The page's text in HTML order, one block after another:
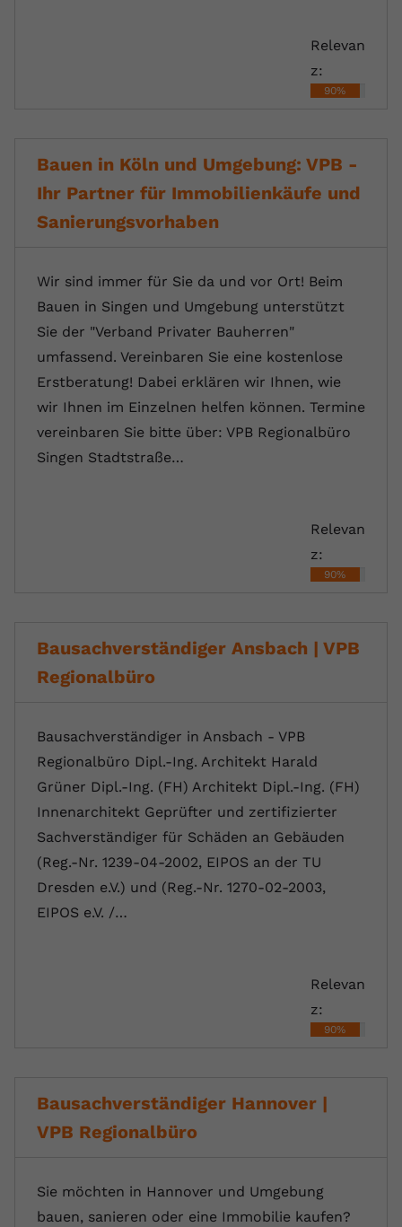
Relevan
z:
90%
Bauen in Köln und Umgebung: VPB -
Ihr Partner für Immobilienkäufe und
Sanierungsvorhaben
Wir sind immer für Sie da und vor Ort! Beim
Bauen in Singen und Umgebung unterstützt
Sie der "Verband Privater Bauherren"
umfassend. Vereinbaren Sie eine kostenlose
Erstberatung! Dabei erklären wir Ihnen, wie
wir Ihnen im Einzelnen helfen können. Termine
vereinbaren Sie bitte über: VPB Regionalbüro
Singen Stadtstraße…
Relevan
z:
90%
Bausachverständiger Ansbach | VPB
Regionalbüro
Bausachverständiger in Ansbach - VPB
Regionalbüro Dipl.-Ing. Architekt Harald
Grüner Dipl.-Ing. (FH) Architekt Dipl.-Ing. (FH)
Innenarchitekt Geprüfter und zertifizierter
Sachverständiger für Schäden an Gebäuden
(Reg.-Nr. 1239-04-2002, EIPOS an der TU
Dresden e.V.) und (Reg.-Nr. 1270-02-2003,
EIPOS e.V. /…
Relevan
z:
90%
Bausachverständiger Hannover |
VPB Regionalbüro
Sie möchten in Hannover und Umgebung
bauen, sanieren oder eine Immobilie kaufen?